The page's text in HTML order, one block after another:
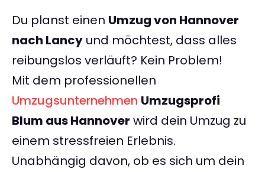
Du planst einen Umzug von Hannover
nach Lancy und möchtest, dass alles
reibungslos verläuft? Kein Problem!
Mit dem professionellen
Umzugsunternehmen Umzugsprofi
Blum aus Hannover wird dein Umzug zu
einem stressfreien Erlebnis.
Unabhängig davon, ob es sich um dein